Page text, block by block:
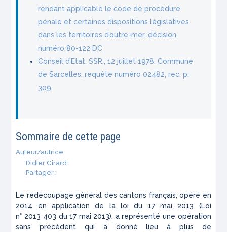
rendant applicable le code de procédure
pénale et certaines dispositions législatives
dans les territoires d’outre-mer, décision
numéro 80-122 DC
Conseil d’Etat, SSR., 12 juillet 1978, Commune
de Sarcelles, requête numéro 02482, rec. p.
309
Sommaire de cette page
Auteur/autrice
Didier Girard
Partager :
Le redécoupage général des cantons français, opéré en
2014 en application de la loi du 17 mai 2013 (Loi
n° 2013‑403 du 17 mai 2013), a représenté une opération
sans précédent qui a donné lieu à plus de